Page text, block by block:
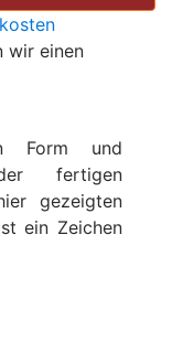
wir einen
Form und
fertigen
gezeigten
ein Zeichen